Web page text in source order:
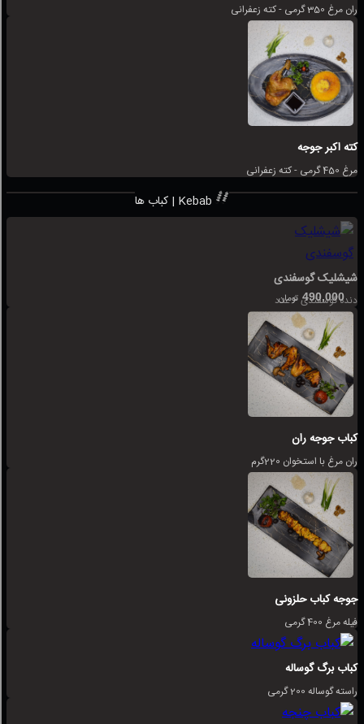
ران مرغ 350 گرمی - کته زعفرانی
کته اکبر جوجه
مرغ 450 گرمی - کته زعفرانی
کباب ها | Kebab
شیشلیک گوسفندی
دنده گوسفندی 6 عدد
490,000 تومان
کباب جوجه ران
ران مرغ با استخوان 220گرم
جوجه کباب حلزونی
فیله مرغ 400 گرمی
کباب برگ گوساله
راسته گوساله 200 گرمی